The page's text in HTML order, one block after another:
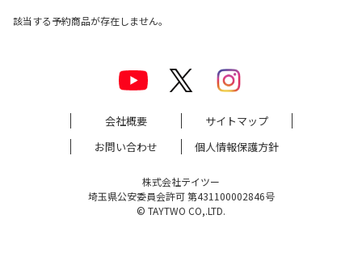
該当する予約商品が存在しません。
会社概要
サイトマップ
お問い合わせ
個人情報保護方針
株式会社テイツー
埼玉県公安委員会許可 第431100002846号
© TAYTWO CO,.LTD.